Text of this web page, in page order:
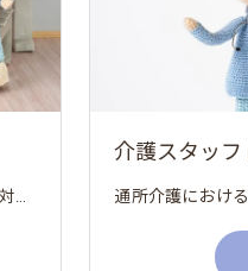
通所介護業務 管理者不在時の相談対応や電話対応等の窓口業務
介護スタッ
通所介護におけ